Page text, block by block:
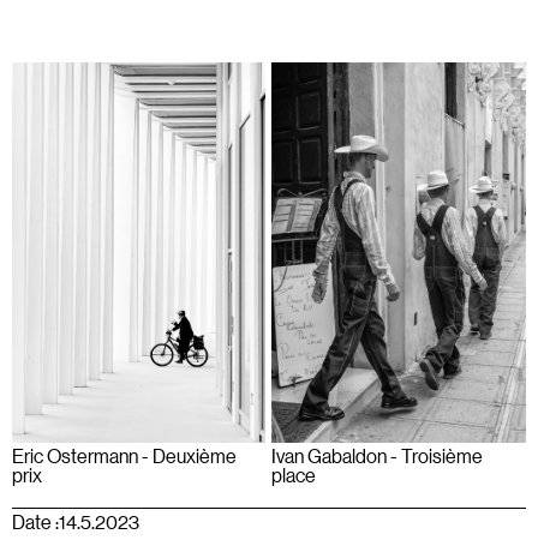
Eric Ostermann - Deuxième
prix
Ivan Gabaldon - Troisième
place
Date :14.5.2023